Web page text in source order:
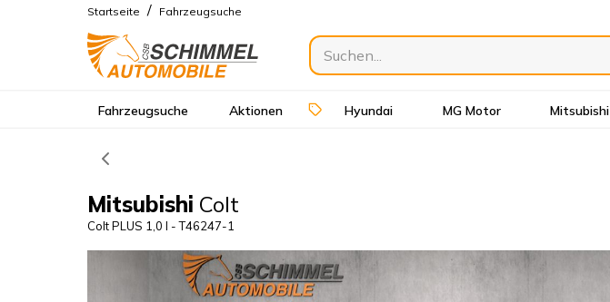
Startseite / Fahrzeugsuche
Fahrzeugsuche Aktionen Hyundai MG Motor Mitsubishi
Mitsubishi Colt
Colt PLUS 1,0 l - T46247-1